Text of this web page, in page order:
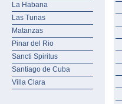
La Habana
Las Tunas
Matanzas
Pinar del Rio
Sancti Spiritus
Santiago de Cuba
Villa Clara